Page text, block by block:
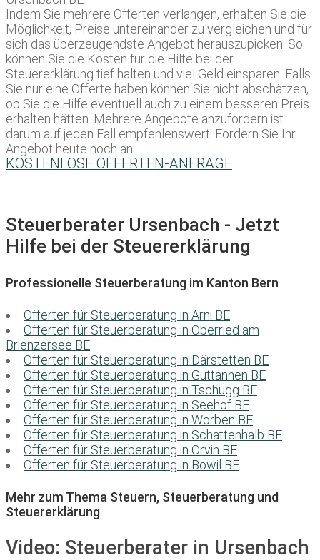
Indem Sie mehrere Offerten verlangen, erhalten Sie die
Möglichkeit, Preise untereinander zu vergleichen und für
sich das überzeugendste Angebot herauszupicken. So
können Sie die Kosten für die Hilfe bei der
Steuererklärung tief halten und viel Geld einsparen. Falls
Sie nur eine Offerte haben können Sie nicht abschätzen,
ob Sie die Hilfe eventuell auch zu einem besseren Preis
erhalten hätten. Mehrere Angebote anzufordern ist
darum auf jeden Fall empfehlenswert. Fordern Sie Ihr
Angebot heute noch an:
KOSTENLOSE OFFERTEN-ANFRAGE
Steuerberater Ursenbach - Jetzt
Hilfe bei der Steuererklärung
Professionelle Steuerberatung im Kanton Bern
Offerten für Steuerberatung in Arni BE
Offerten für Steuerberatung in Oberried am
Brienzersee BE
Offerten für Steuerberatung in Därstetten BE
Offerten für Steuerberatung in Guttannen BE
Offerten für Steuerberatung in Tschugg BE
Offerten für Steuerberatung in Seehof BE
Offerten für Steuerberatung in Worben BE
Offerten für Steuerberatung in Schattenhalb BE
Offerten für Steuerberatung in Orvin BE
Offerten für Steuerberatung in Bowil BE
Mehr zum Thema Steuern, Steuerberatung und
Steuererklärung
Video: Steuerberater in Ursenbach